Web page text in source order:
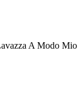
A Modo Mio